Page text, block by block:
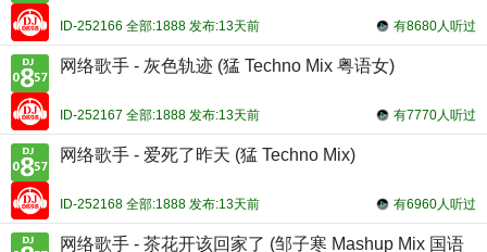
有8680人听过
ID-252166 全部:1888 发布:13天前
网络歌手 - 灰色轨迹 (猛 Techno Mix 粤语女)
有7770人听过
ID-252167 全部:1888 发布:13天前
网络歌手 - 爱死了昨天 (猛 Techno Mix)
有6960人听过
ID-252168 全部:1888 发布:13天前
网络歌手 - 茶花开该回家了 (邹子寒 Mashup Mix 国语